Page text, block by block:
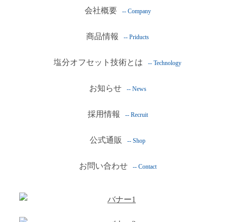
会社概要 -- Company
商品情報 -- Priducts
塩分オフセット技術とは -- Technology
お知らせ -- News
採用情報 -- Recruit
公式通販 -- Shop
お問い合わせ -- Contact